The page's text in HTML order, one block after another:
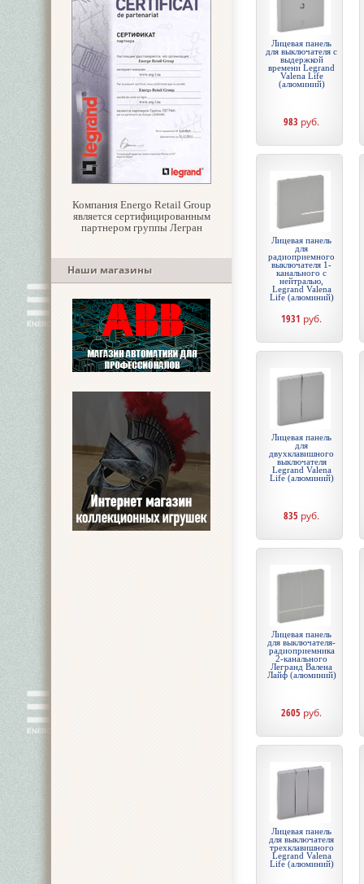
Компания Energo Retail Group
является сертифицированным
партнером группы Легран
Наши магазины
Лицевая панель
для выключателя с
выдержкой
времени Legrand
Valena Life
(алюминий)
983 руб.
Лицевая панель
для
радиоприемного
выключателя 1-
канального с
нейтралью,
Legrand Valena
Life (алюминий)
1931 руб.
Лицевая панель
для
двухклавишного
выключателя
Legrand Valena
Life (алюминий)
835 руб.
Лицевая панель
для выключателя-
радиоприемника
2-канального
Легранд Валена
Лайф (алюминий)
2605 руб.
Лицевая панель
для выключателя
трехклавишного
Legrand Valena
Life (алюминий)